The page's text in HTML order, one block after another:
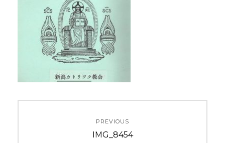
PREVIOUS
Previous
IMG_8454